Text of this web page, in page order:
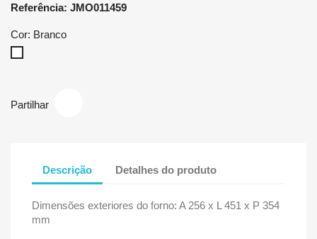
Referência: JMO011459
Cor: Branco
Partilhar
Descrição Detalhes do produto
Dimensões exteriores do forno: A 256 x L 451 x P 354
mm